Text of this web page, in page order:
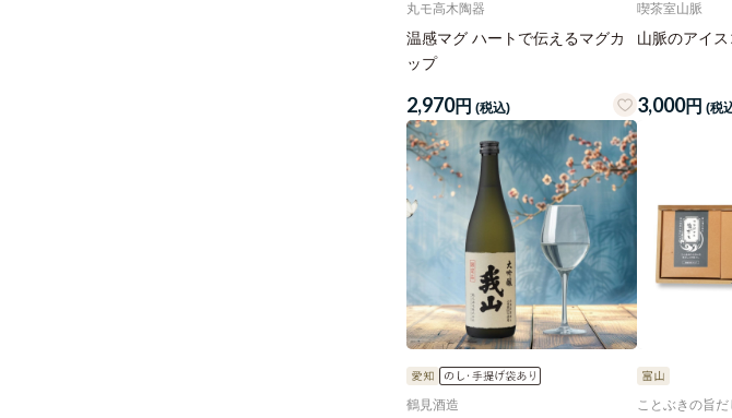
丸モ高木陶器
温感マグ ハートで伝えるマグカ
ップ
2,970円 (税込)
喫茶室山脈
山脈のアイ
3,000円 (税
鶴見酒造 ことぶきの旨だ